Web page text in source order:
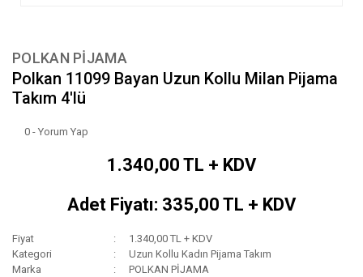
POLKAN PİJAMA
Polkan 11099 Bayan Uzun Kollu Milan Pijama
Takım 4'lü
0 - Yorum Yap
1.340,00 TL + KDV
Adet Fiyatı: 335,00 TL + KDV
Fiyat
1.340,00 TL + KDV
Kategori
Uzun Kollu Kadın Pijama Takım
Marka
POLKAN PİJAMA